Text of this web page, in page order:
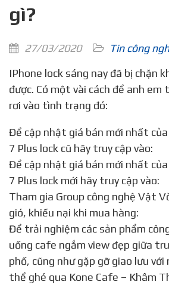
gì?
27/03/2020
Tin công
iPhone lock sáng nay đã bị chặn không thể active
được. Có một vài cách để anh em
rơi vào tình trạng đó:
Để cập nhật giá bán mới nhất của sản phẩm iPhone
7 Plus lock cũ hãy truy cập vào:
Để cập nhật giá bán mới nhất
7 Plus lock mới hãy truy cập vào:
Tham gia Group công nghệ Vật
gió, khiếu nại khi mua hàng:
Để trải nghiệm các sản phẩm
uống cafe ngắm view đẹp giữa
phố, cũng như gặp gỡ giao lưu với
thể ghé qua Kone Cafe – Khâm